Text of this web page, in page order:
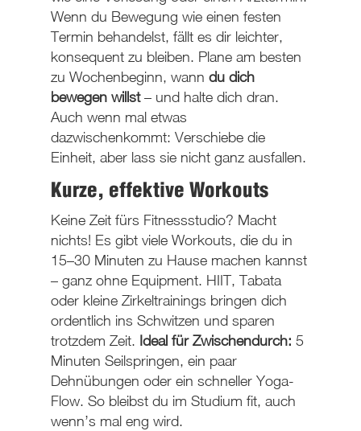
Wenn du Bewegung wie einen festen
Termin behandelst, fällt es dir leichter,
konsequent zu bleiben. Plane am besten
zu Wochenbeginn, wann du dich
bewegen willst– und halte dich dran.
Auch wenn mal etwas
dazwischenkommt: Verschiebe die
Einheit, aber lass sie nicht ganz ausfallen.
Kurze, effektive Workouts
Keine Zeit fürs Fitnessstudio? Macht
nichts! Es gibt viele Workouts, die du in
15–30 Minuten zu Hause machen kannst
– ganz ohne Equipment. HIIT, Tabata
oder kleine Zirkeltrainings bringen dich
ordentlich ins Schwitzen und sparen
trotzdem Zeit. Ideal für Zwischendurch: 5
Minuten Seilspringen, ein paar
Dehnübungen oder ein schneller Yoga-
Flow. So bleibst du im Studium fit, auch
wenn’s mal eng wird.